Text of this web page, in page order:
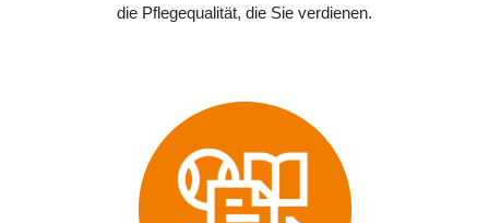
die Pflegequalität, die Sie verdienen.